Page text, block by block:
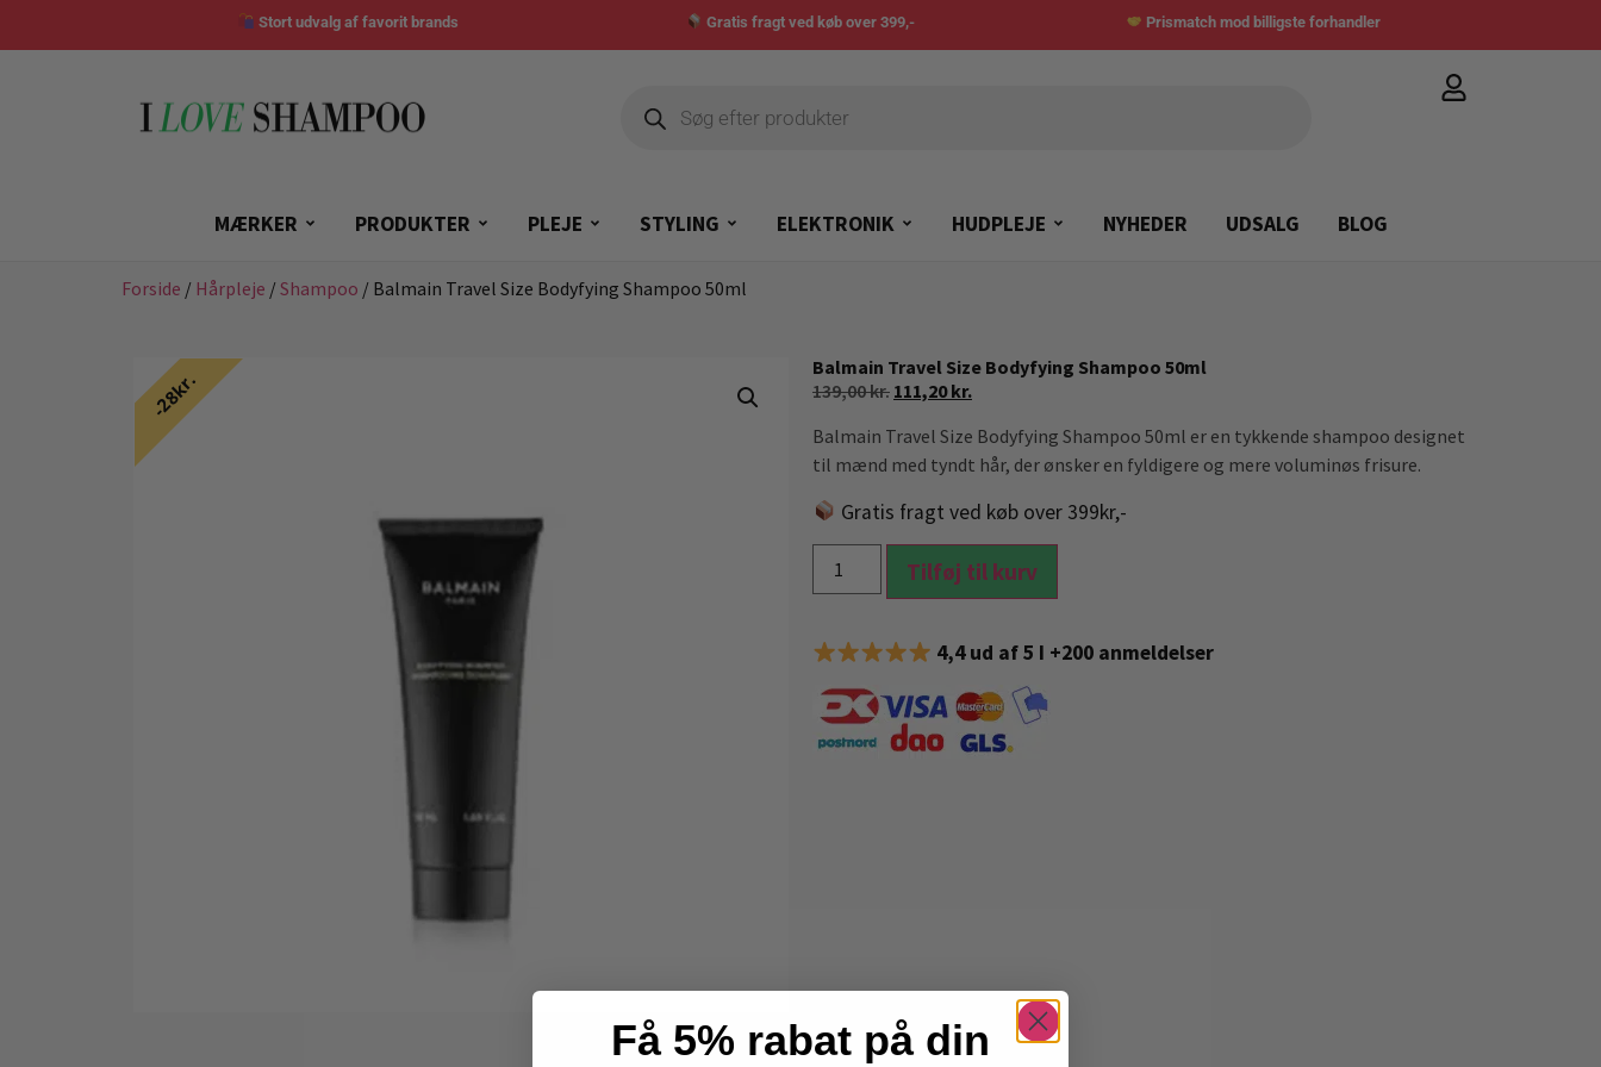
Stort udvalg af favorit brands Gratis fragt ved køb over 399,- Prismatch mod billigste forhandler
MÆRKER PRODUKTER PLEJE STYLING ELEKTRONIK HUDPLEJE NYHEDER UDSALG BLOG
Forside / Hårpleje /Shampoo / Balmain Travel Size Bodyfying Shampoo 50ml
Balmain Travel Size Bodyfying Shampoo 50ml
139,00kr. 111,20kr.
Balmain Travel Size Bodyfying Shampoo 50ml er en tykkende shampoo designet
til mænd med tyndt hår, der ønsker en fyldigere og mere voluminøs frisure.
Gratis fragt ved køb over 399kr,-
Tilføj til kurv
4,4 ud af 5 I +200 anmeldelser
28kr.
Få 5% rabat på din